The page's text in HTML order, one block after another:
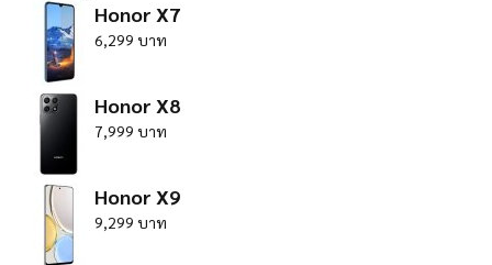
Honor X7
6,299 บาท
Honor X8
7,999 บาท
Honor X9
9,299 บาท